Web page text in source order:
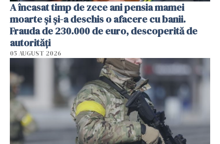
A încasat timp de zece ani pensia mamei
moarte și și-a deschis o afacere cu banii.
Frauda de 230.000 de euro, descoperită de
autorități
05 AUGUST 2026